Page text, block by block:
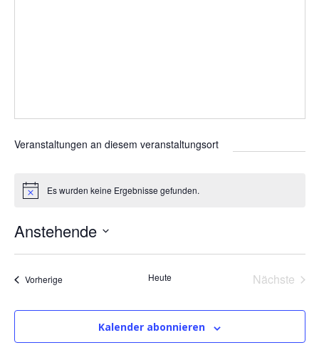
Veranstaltungen an diesem veranstaltungsort
H
w
e
i
Es wurden keine Ergebnisse gefunden.
Anstehende
t
m
ä
VorherigeVeranstaltungen Heute
Nächste
Kalender abonnieren